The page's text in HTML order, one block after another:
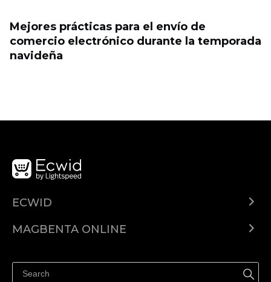
Mejores prácticas para el envío de
comercio electrónico durante la temporada
navideña
ECWID
Help center
MAGBENTA ONLINE
Ibenta sa Facebook